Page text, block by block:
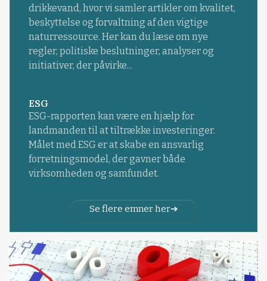
drikkevand, hvor vi samler artikler om kvalitet,
beskyttelse og forvaltning af den vigtige
naturressource. Her kan du læse om nye
regler, politiske beslutninger, analyser og
initiativer, der påvirke...
ESG
ESG-rapporten kan være en hjælp for
landmanden til at tiltrække investeringer.
Målet med ESG er at skabe en ansvarlig
forretningsmodel, der gavner både
virksomheden og samfundet.
Se flere emner her